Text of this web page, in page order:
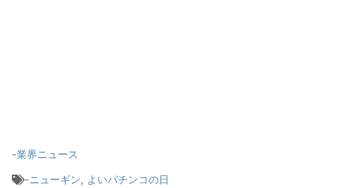
-業界ニュース
-ニューギン, よいパチンコの日